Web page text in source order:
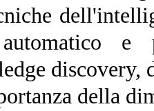
automatico e
della